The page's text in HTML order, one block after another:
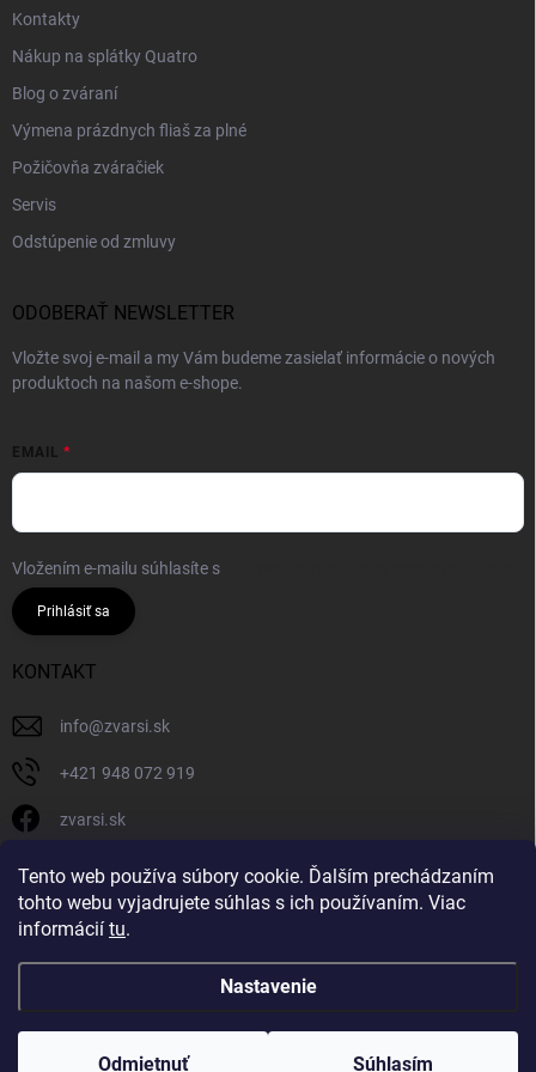
Tento web používa súbory cookie. Ďalším prechádzaním
tohto webu vyjadrujete súhlas s ich používaním. Viac
informácií tu.
Nastavenie
Odmietnuť Súhlasím
Kontakty
Nákup na splátky Quatro
Blog o zváraní
Výmena prázdnych fliaš za plné
Požičovňa zváračiek
Servis
Odstúpenie od zmluvy
ODOBERAŤ NEWSLETTER
Vložte svoj e-mail a my Vám budeme zasielať informácie o nových
produktoch na našom e-shope.
EMAIL
Vložením e-mailu súhlasíte s
Prihlásiť sa
KONTAKT
info@zvarsi.sk
+421 948 072 919
zvarsi.sk
zvarsi.sk
Copyright 2026 . Všetky práva vyhradené.